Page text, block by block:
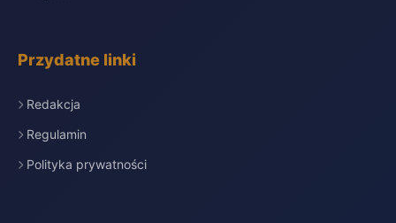
Przydatne linki
Redakcja
Regulamin
Polityka prywatności